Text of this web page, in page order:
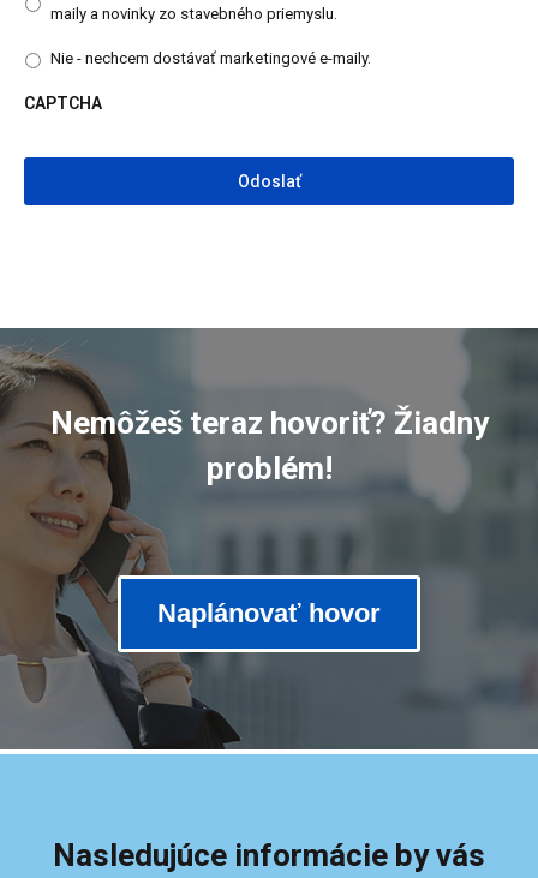
maily a novinky zo stavebného priemyslu.
Nie - nechcem dostávať marketingové e-maily.
CAPTCHA
Nemôžeš teraz hovoriť? Žiadny
problém!
Naplánovať hovor
Nasledujúce informácie by vás